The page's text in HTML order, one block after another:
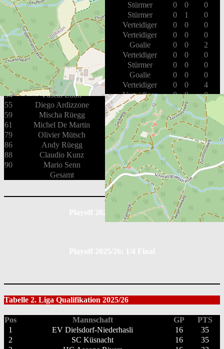
13
Marcel Zaugg Stürmer 0 0
0
Yves Rüegg Stürmer 0 1
0
Christoph Schmid Verteidiger 0 0
0
19
Lukas Schmid Verteidiger 0 0
0
20
Fabian Ryffel Goalie 0 0
2
23
Noël Brunner Verteidiger 0 0
0
25
Alain Deubelbeiss Stürmer 0 0
0
26
Lorenzo Illien Goalie 0 0
0
51
Loris Voneschen Verteidiger 0 0
4
54
Pascal Lüthi Verteidiger 0 0
0
55
Diego Ardizzone Verteidiger 0 0
0
59
Mischa Rüegg Stürmer 1 0
0
61
Michel De Martin Stürmer 0 0
0
79
Olivier Mütsch Verteidiger 0 0
0
86
Andy Rüegg Stürmer 0
0
88
Claudio Kunz Stürmer 0
2
90
Mario Senn Stürmer
2
Gesamt
1 2
Playoff 2025/26: 1/2 Final
Tabelle 2. Liga Qualifikation 2025/26
Pos Mannschaft GP
PTS
1
EV Dielsdorf-Niederhasli 16
35
2
SC Küsnacht 16
35